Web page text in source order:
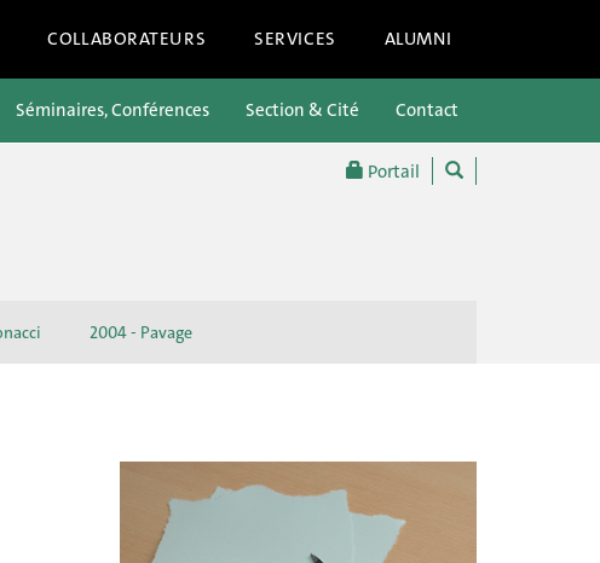
COLLABORATEURS SERVICES ALUMNI
Portail
Séminaires, Conférences Section & Cité Contact
2004 - Pavage